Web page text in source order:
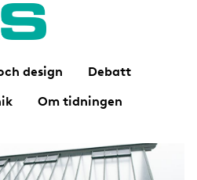
design
Debatt
Om tidningen